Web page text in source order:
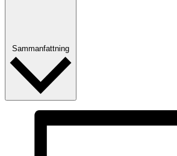
Sammanfattning